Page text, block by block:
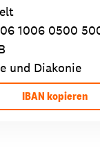
1006 0500
und Diakonie
IBAN kopieren